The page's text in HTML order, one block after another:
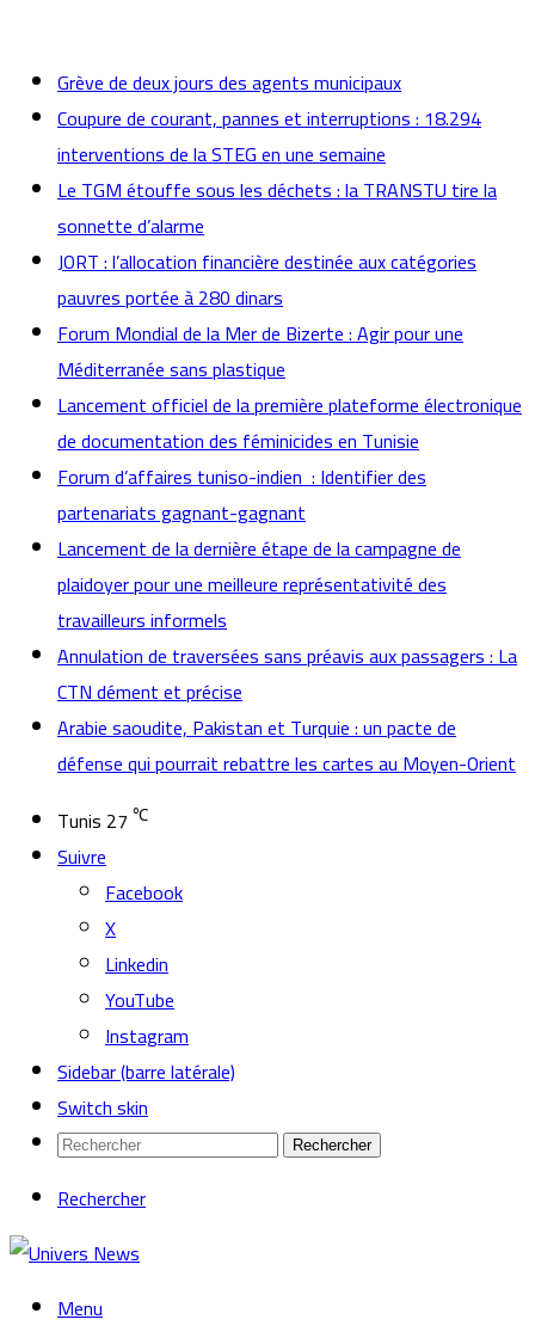
Grève de deux jours des agents municipaux
Coupure de courant, pannes et interruptions : 18.294
interventions de la STEG en une semaine
Le TGM étouffe sous les déchets : la TRANSTU tire la
sonnette d’alarme
JORT : l’allocation financière destinée aux catégories
pauvres portée à 280 dinars
Forum Mondial de la Mer de Bizerte : Agir pour une
Méditerranée sans plastique
Lancement officiel de la première plateforme électronique
de documentation des féminicides en Tunisie
Forum d’affaires tuniso-indien : Identifier des
partenariats gagnant-gagnant
Lancement de la dernière étape de la campagne de
plaidoyer pour une meilleure représentativité des
travailleurs informels
Annulation de traversées sans préavis aux passagers : La
CTN dément et précise
Arabie saoudite, Pakistan et Turquie : un pacte de
défense qui pourrait rebattre les cartes au Moyen-Orient
Tunis 27 ℃
Suivre
Facebook
X
Linkedin
YouTube
Instagram
Sidebar (barre latérale)
Switch skin
Rechercher
Rechercher
Menu